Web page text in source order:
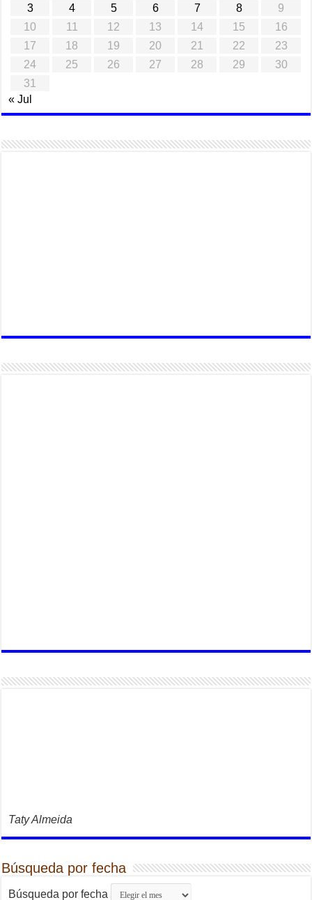
3
4 5 6 7 8
9
10
11 12 13 14 15
16
17
18 19 20 21 22
23
24
25 26 27 28 29
30
31
« Jul
Taty Almeida
Búsqueda por fecha
Búsqueda por fecha